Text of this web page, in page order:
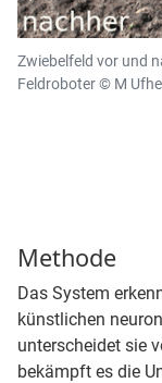
Zwiebelfeld vor und
Feldroboter © M
Methode
Das System
künstlichen
unterscheidet sie
bekämpft es die